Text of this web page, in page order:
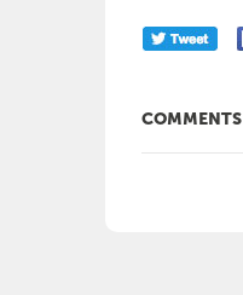
COMMENTS